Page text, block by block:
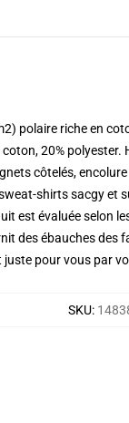
polaire riche en
20%
côtelés,
shirts sacgy et
est évaluée selon
des ébauches des
pour vous par
SKU: